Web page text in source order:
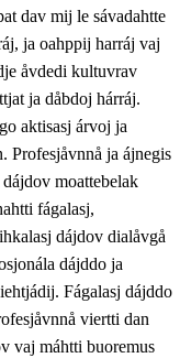
dav mij le sávadahtte
ja oahppij harráj vaj
åvdedi kultuvrav
ja dåbdoj hárráj.
aktisasj árvoj ja
Profesjåvnnå ja ájnegis
moattebelak
fágalasj,
dájdov dialåvgå
dájddo ja
Fágalasj dájddo
viertti dan
vaj máhtti buoremus